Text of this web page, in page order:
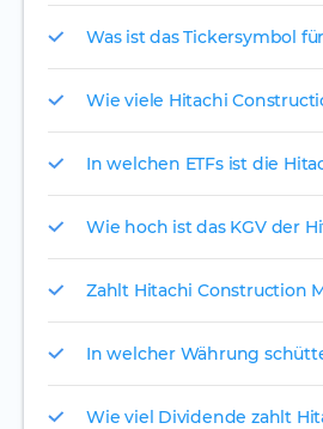
Was ist das Tickersymbol
Wie viele Hitachi
In welchen ETFs ist die
Wie hoch ist das KGV der
Zahlt Hitachi Construction
In welcher Währung
Wie viel Dividende zahlt